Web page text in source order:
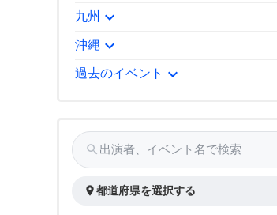
九州 expand_more
沖縄 expand_more
過去のイベント expand_more
search 出演者、イベント名で検索
place 都道府県を選択する